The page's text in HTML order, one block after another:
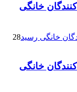
خانگی
28
خانگی